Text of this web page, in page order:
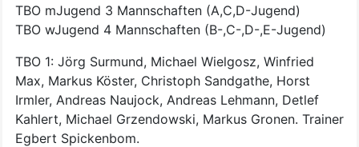
TBO mJugend 3 Mannschaften (A,C,D-Jugend)
TBO wJugend 4 Mannschaften (B-,C-,D-,E-Jugend)
TBO 1: Jörg Surmund, Michael Wielgosz, Winfried
Max, Markus Köster, Christoph Sandgathe, Horst
Irmler, Andreas Naujock, Andreas Lehmann, Detlef
Kahlert, Michael Grzendowski, Markus Gronen. Trainer
Egbert Spickenbom.